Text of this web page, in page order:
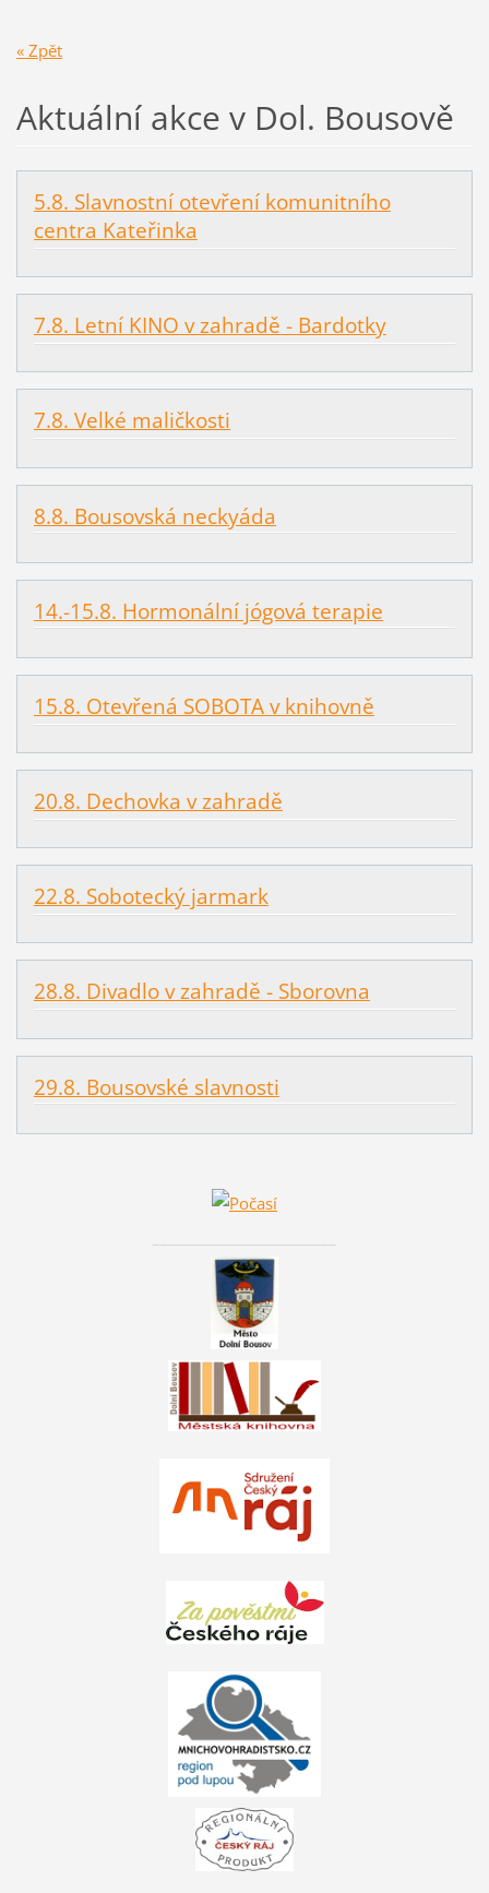
« Zpět
Aktuální akce v Dol. Bousově
5.8. Slavnostní otevření komunitního
centra Kateřinka
7.8. Letní KINO v zahradě - Bardotky
7.8. Velké maličkosti
8.8. Bousovská neckyáda
14.-15.8. Hormonální jógová terapie
15.8. Otevřená SOBOTA v knihovně
20.8. Dechovka v zahradě
22.8. Sobotecký jarmark
28.8. Divadlo v zahradě - Sborovna
29.8. Bousovské slavnosti